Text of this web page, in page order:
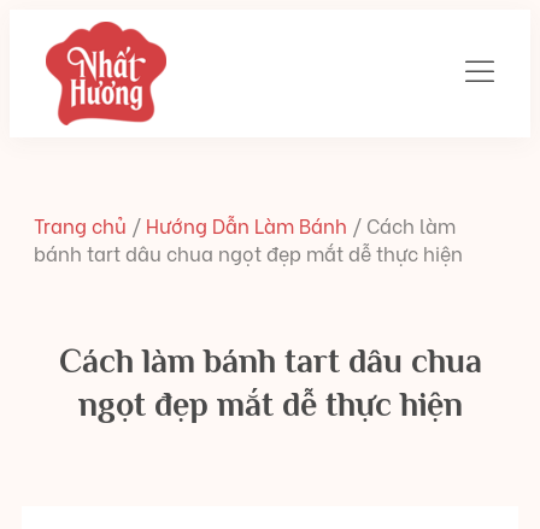
Trang chủ / Hướng Dẫn Làm Bánh / Cách làm
bánh tart dâu chua ngọt đẹp mắt dễ thực hiện
Cách làm bánh tart dâu chua
ngọt đẹp mắt dễ thực hiện